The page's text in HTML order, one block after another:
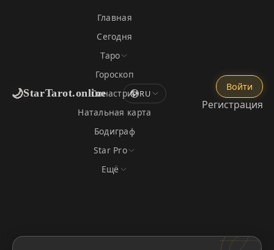
🌙StarTarot.online
Главная
Сегодня
Таро
Гороскоп
Синастрия
Натальная карта
Бодиграф
Star Pro
Ещё
RU
Войти
Регистрация